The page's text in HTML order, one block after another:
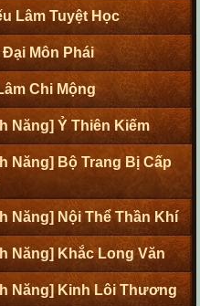
Lâm Tuyệt Học
Môn Phái
Chi Mộng
Năng] Ỷ Thiên Kiếm
Năng] Bộ Trang Bị Cấp
Năng] Nội Thể Thần Khí
Năng] Khắc Long Văn
Năng] Kinh Lôi Thương